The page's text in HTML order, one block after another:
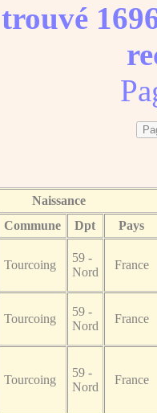
Naissance
Commune Dpt Pays
Tourcoing
59 -
Nord
France
Tourcoing
59 -
Nord
France
Tourcoing
59 -
Nord
France